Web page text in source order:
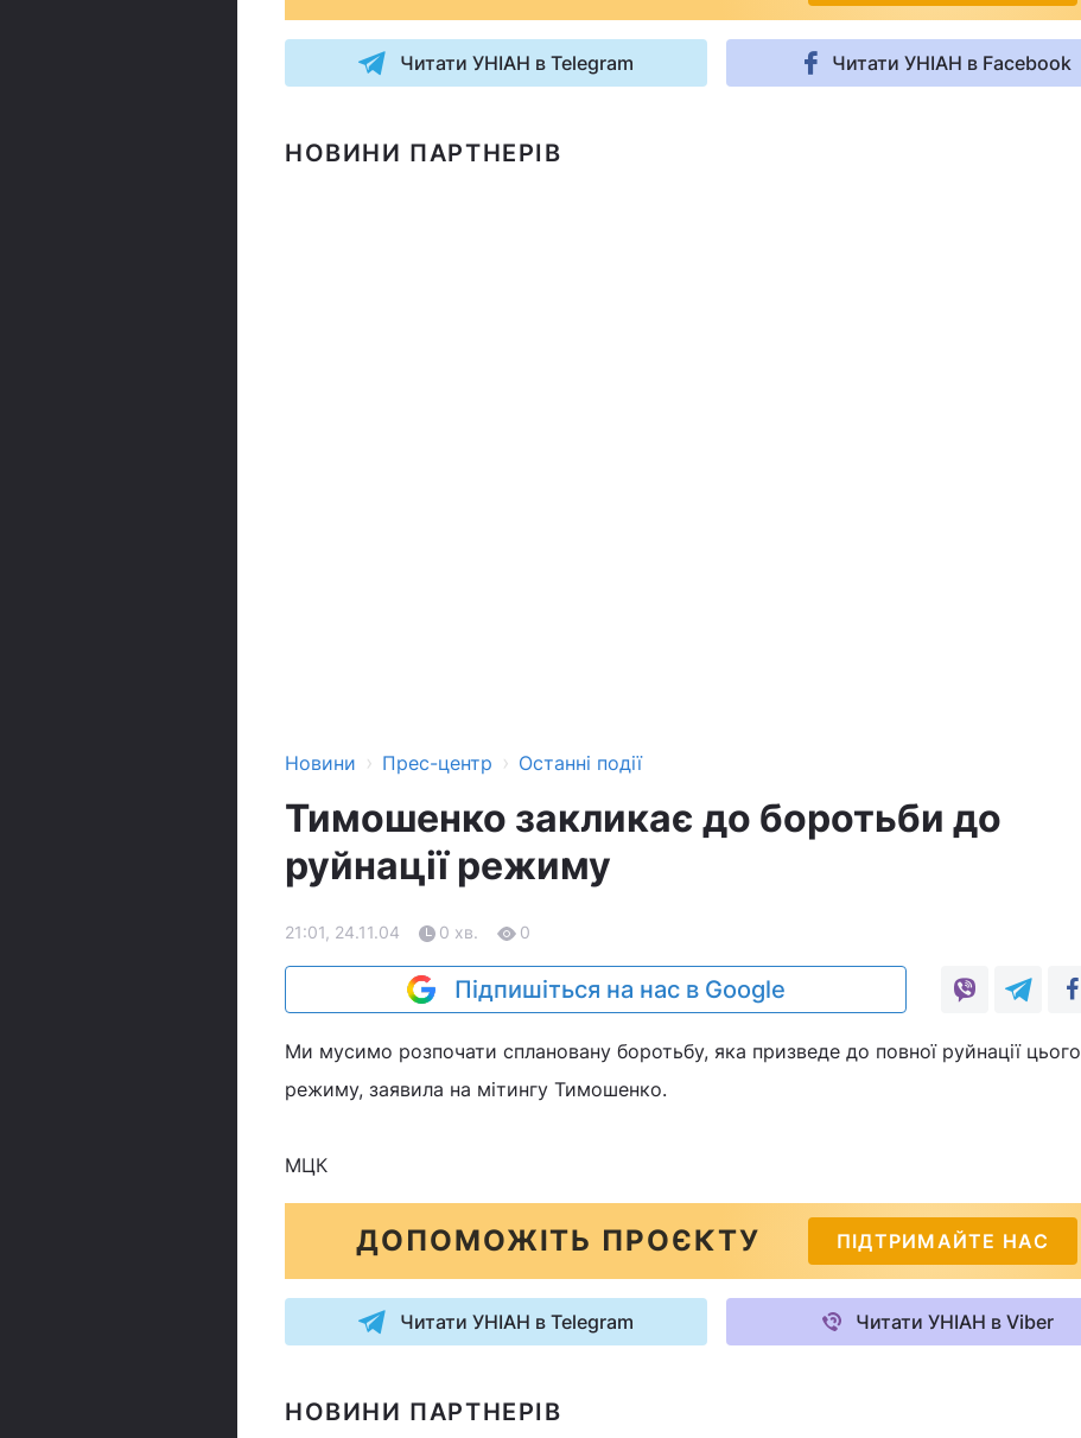
Читати УНІАН в Telegram Читати УНІАН в Facebook
НОВИНИ ПАРТНЕРІВ
Новини › Прес-центр › Останні події
Тимошенко закликає до боротьби до
руйнації режиму
21:01, 24.11.04 0 хв. 0
Підпишіться на нас в Google
Ми мусимо розпочати сплановану боротьбу, яка призведе до повної руйнації цього
режиму, заявила на мітингу Тимошенко.
МЦК
ДОПОМОЖІТЬ ПРОЄКТУ ПІДТРИМАЙТЕ НАС
Читати УНІАН в Telegram Читати УНІАН в Viber
НОВИНИ ПАРТНЕРІВ